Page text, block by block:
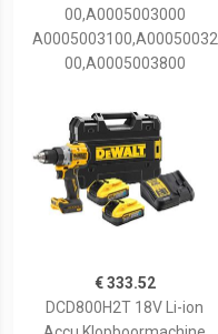
00,A0005003000
A0005003100,A00050032
00,A0005003800
€ 333.52
DCD800H2T 18V Li-ion